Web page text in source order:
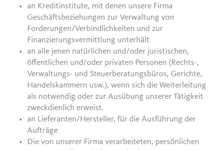
an Kreditinstitute, mit denen unsere Firma
Geschäftsbeziehungen zur Verwaltung von
Forderungen/Verbindlichkeiten und zur
Finanzierungsvermittlung unterhält
an alle jenen natürlichen und/oder juristischen,
öffentlichen und/oder privaten Personen (Rechts-,
Verwaltungs- und Steuerberatungsbüros, Gerichte,
Handelskammern usw.), wenn sich die Weiterleitung
als notwendig oder zur Ausübung unserer Tätigkeit
zweckdienlich erweist.
an Lieferanten/Hersteller, für die Ausführung der
Aufträge
Die von unserer Firma verarbeiteten, persönlichen